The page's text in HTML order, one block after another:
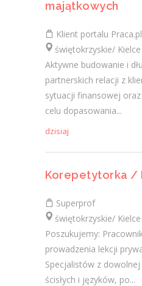
majątkowych
Klient portalu Praca.pl
świętokrzyskie/ Kielce
Aktywne budowanie i
partnerskich relacji z
sytuacji finansowej
celu dopasowania...
dzisiaj
Korepetytorka /
Superprof
świętokrzyskie/ Kielce
Poszukujemy:
prowadzenia lekcji
Specjalistów z
ścisłych i języków, po...